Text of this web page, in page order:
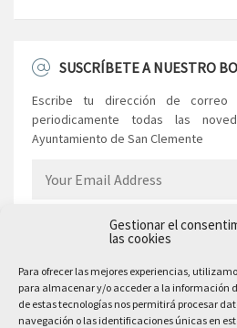
Gestionar el
las cookies
Para ofrecer las mejores experiencias,
para almacenar y/o acceder a la información
de estas tecnologías nos permitirá procesar
navegación o las identificaciones únicas en
SUSCRÍBETE A NUESTRO
Escribe tu dirección de correo
periodicamente todas las
Ayuntamiento de San Clemente
EL AYUNTAMIENTO
Plaza Mayor, 10
San Clemente, 16600, Cuenca